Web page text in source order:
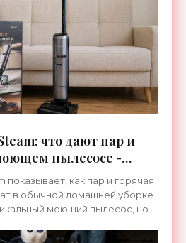
что дают пар и
пылесосе -
показывает, как пар и горячая
в обычной домашней уборке.
моющий пылесос, но